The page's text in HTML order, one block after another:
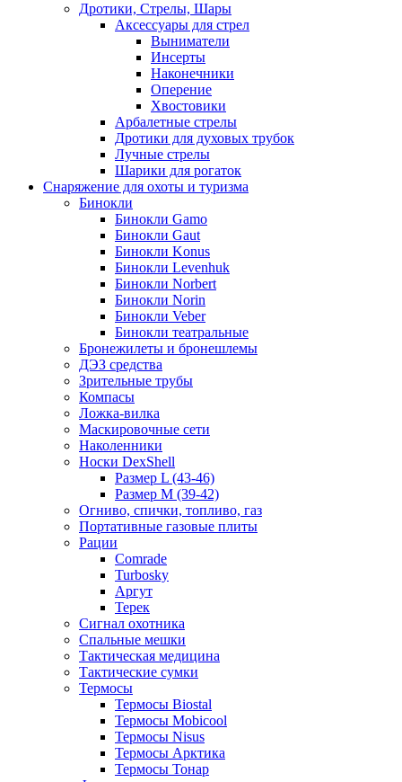
Дротики, Стрелы, Шары
Аксессуары для стрел
Выниматели
Инсерты
Наконечники
Оперение
Хвостовики
Арбалетные стрелы
Дротики для духовых трубок
Лучные стрелы
Шарики для рогаток
Снаряжение для охоты и туризма
Бинокли
Бинокли Gamo
Бинокли Gaut
Бинокли Konus
Бинокли Levenhuk
Бинокли Norbert
Бинокли Norin
Бинокли Veber
Бинокли театральные
Бронежилеты и бронешлемы
ДЭЗ средства
Зрительные трубы
Компасы
Ложка-вилка
Маскировочные сети
Наколенники
Носки DexShell
Размер L (43-46)
Размер M (39-42)
Огниво, спички, топливо, газ
Портативные газовые плиты
Рации
Comrade
Turbosky
Аргут
Терек
Сигнал охотника
Спальные мешки
Тактическая медицина
Тактические сумки
Термосы
Термосы Biostal
Термосы Mobicool
Термосы Nisus
Термосы Арктика
Термосы Тонар